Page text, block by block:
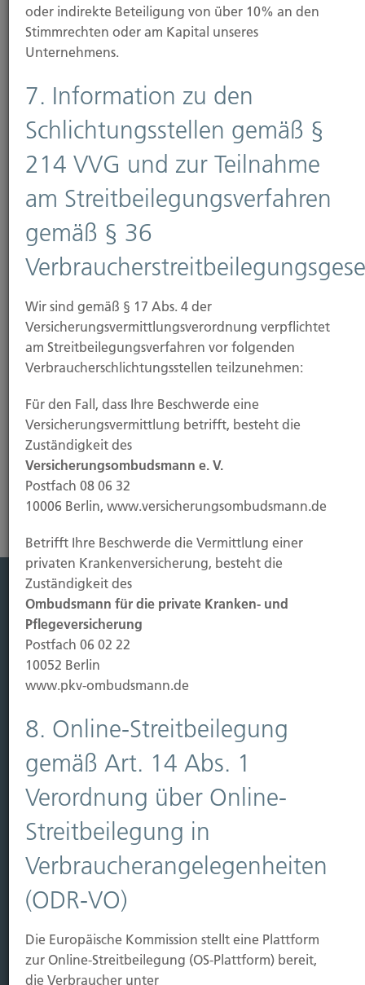
Mehr erfahren
Leistung
Leben
Vorsorgen
Sichern
Immobilien Vers.
Kauf Grundstück
Baubeginn
Baufertigstellung/Hauskauf
Einzug/Vermietung
Schaden
Kontakt
Hubert Brück KG | Inhaber: Dipl. Ökonom Johannes
Telefon:0211-490066 |Fax:0211-4911125 |E-Mail:
brueck@brueckkg.de
oder indirekte Beteiligung von über 10% an den
Stimmrechten oder am Kapital unseres
Unternehmens.
7. Information zu den
Schlichtungsstellen gemäß §
214 VVG und zur Teilnahme
am Streitbeilegungsverfahren
gemäß § 36
Wir sind gemäß § 17 Abs. 4 der
Versicherungsvermittlungsverordnung verpflichtet
am Streitbeilegungsverfahren vor folgenden
Verbraucherschlichtungsstellen teilzunehmen:
Für den Fall, dass Ihre Beschwerde eine
Versicherungsvermittlung betrifft, besteht die
Zuständigkeit des
Versicherungsombudsmann e. V.
Postfach 08 06 32
10006 Berlin, www.versicherungsombudsmann.de
Betrifft Ihre Beschwerde die Vermittlung einer
privaten Krankenversicherung, besteht die
Zuständigkeit des
Ombudsmann für die private Kranken- und
Pflegeversicherung
Postfach 06 02 22
10052 Berlin
www.pkv-ombudsmann.de
8. Online-Streitbeilegung
gemäß Art. 14 Abs. 1
Verordnung über Online-
Streitbeilegung in
Verbraucherangelegenheiten
(ODR-VO)
Die Europäische Kommission stellt eine Plattform
zur Online-Streitbeilegung (OS-Plattform) bereit,
die Verbraucher unter